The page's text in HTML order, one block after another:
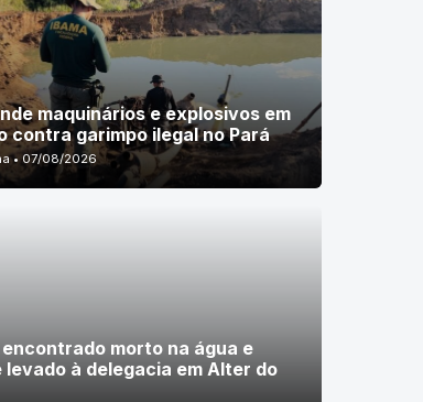
maquinários e explosivos em
contra garimpo ilegal no Pará
• 07/08/2026
morto na água e
levado à delegacia em Alter do